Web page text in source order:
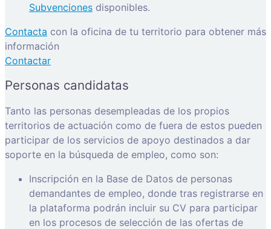
Subvenciones disponibles.
Contacta con la oficina de tu territorio para obtener más
información
Contactar
Personas candidatas
Tanto las personas desempleadas de los propios
territorios de actuación como de fuera de estos pueden
participar de los servicios de apoyo destinados a dar
soporte en la búsqueda de empleo, como son:
Inscripción en la Base de Datos de personas
demandantes de empleo, donde tras registrarse en
la plataforma podrán incluir su CV para participar
en los procesos de selección de las ofertas de